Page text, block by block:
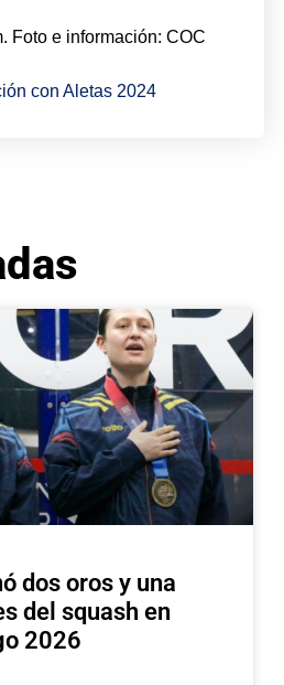
Foto e información: COC
con Aletas 2024
dos oros y una
del squash en
2026